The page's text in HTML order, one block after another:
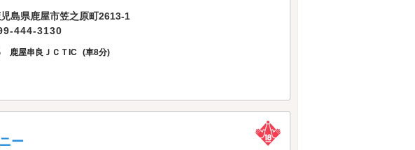
児島県鹿屋市笠之原町2613-1
444-3130
鹿屋串良ＪＣＴIC (車8分)
ー